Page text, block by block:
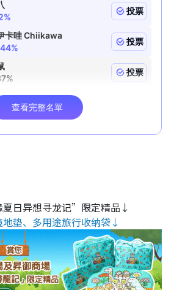
日异想寻龙记”限定精品↓
垫、多用途旅行收纳袋↓